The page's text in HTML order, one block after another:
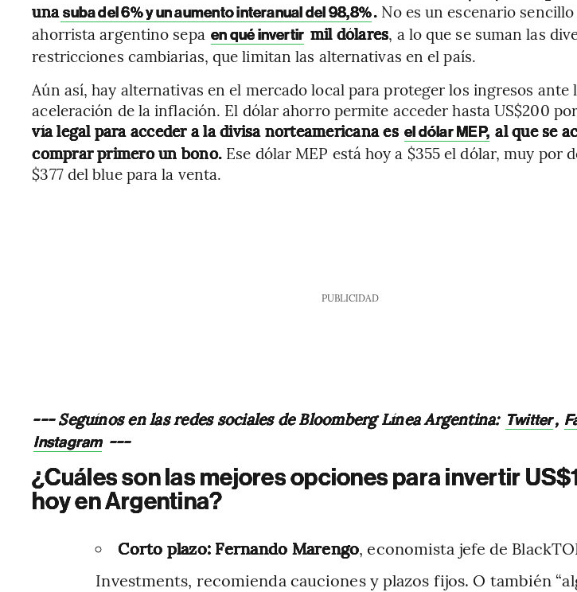
una suba del 6% y un aumento interanual del 98,8%. No es un escenario
ahorrista argentino sepa en qué invertir mil dólares, a lo que se suman las
restricciones cambiarias, que limitan las alternativas en el país.
Aún así, hay alternativas en el mercado local para proteger los ingresos ante
aceleración de la inflación. El dólar ahorro permite acceder hasta US$200
vía legal para acceder a la divisa norteamericana es el dólar MEP, al que se
comprar primero un bono. Ese dólar MEP está hoy a $355 el dólar, muy por
$377 del blue para la venta.
PUBLICIDAD
--- Seguínos en las redes sociales de Bloomberg Línea Argentina: Twitter,
Instagram ---
¿Cuáles son las mejores opciones para invertir
hoy en Argentina?
Corto plazo: Fernando Marengo, economista jefe de
Investments, recomienda cauciones y plazos fijos. O también